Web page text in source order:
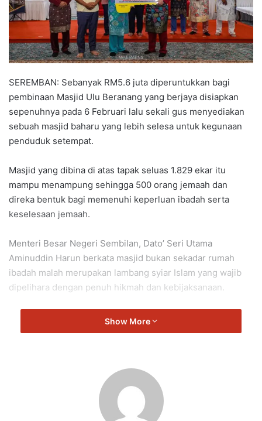
a
i
l
SEREMBAN: Sebanyak RM5.6 juta diperuntukkan bagi
pembinaan Masjid Ulu Beranang yang berjaya disiapkan
sepenuhnya pada 6 Februari lalu sekali gus menyediakan
sebuah masjid baharu yang lebih selesa untuk kegunaan
penduduk setempat.
Masjid yang dibina di atas tapak seluas 1.829 ekar itu
mampu menampung sehingga 500 orang jemaah dan
direka bentuk bagi memenuhi keperluan ibadah serta
keselesaan jemaah.
Menteri Besar Negeri Sembilan, Dato’ Seri Utama
Aminuddin Harun berkata masjid bukan sekadar rumah
ibadah malah merupakan lambang syiar Islam yang wajib
dipelihara dengan penuh hikmah dan kebijaksanaan.
“Masjid juga adalah lambang syiar Islam yang perlu
dipelihara dengan berhemah dan berlandaskan undang-
dikekalkan,” katanya ketika berucap pada Majlis
Penyerahan Masjid Ulu Beranang, di sini, hari ini.
Beliau memandang serius isu kewujudan rumah-rumah
Show More